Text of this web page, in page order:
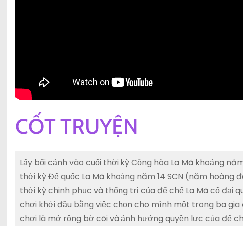
CỐT TRUYỆN
Lấy bối cảnh vào cuối thời kỳ Cộng hòa La Mã khoảng
thời kỳ Đế quốc La Mã khoảng năm 14 SCN (năm
thời kỳ chinh phục và thống trị của đế chế La Mã cổ đại
chơi khởi đầu bằng việc chọn cho mình một trong ba gia
chơi là mở rộng bờ cõi và ảnh hưởng quyền lực của đế